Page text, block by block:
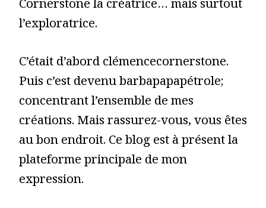
Cornerstone la créatrice… mais surtout
l’exploratrice.
C’était d’abord clémencecornerstone.
Puis c’est devenu barbapapapétrole;
concentrant l’ensemble de mes
créations. Mais rassurez-vous, vous êtes
au bon endroit. Ce blog est à présent la
plateforme principale de mon
expression.